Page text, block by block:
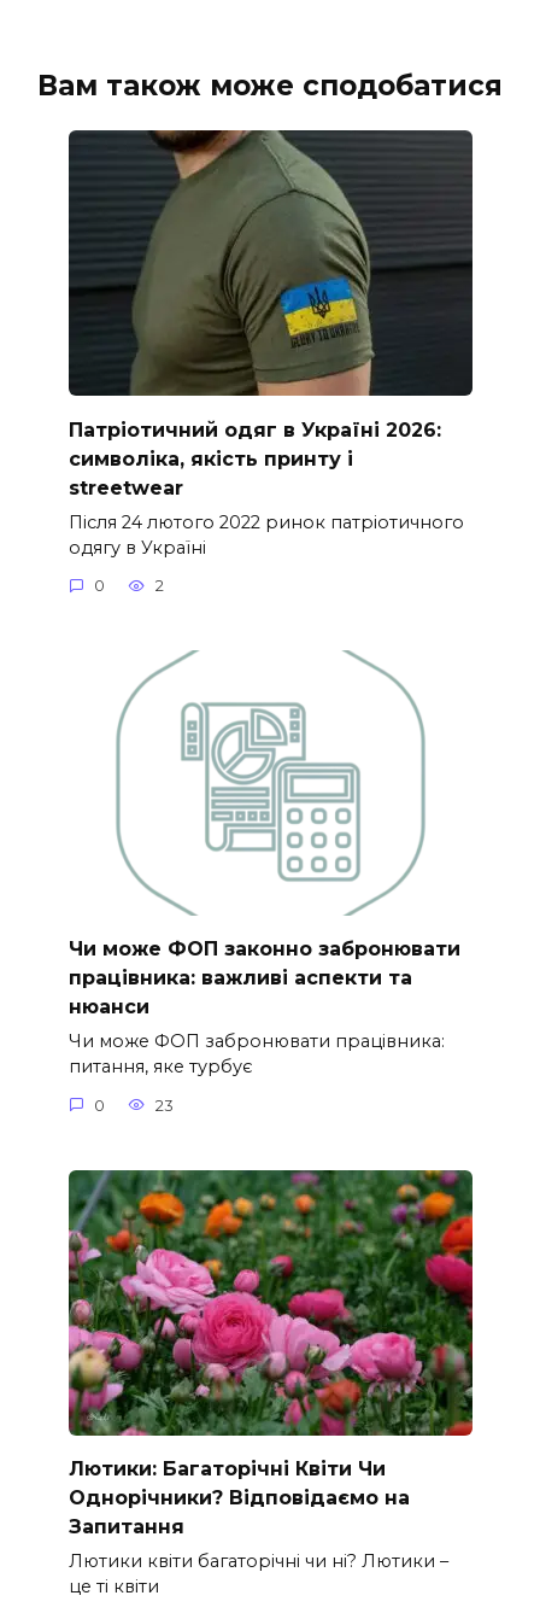
Вам також може сподобатися
Патріотичний одяг в Україні 2026:
символіка, якість принту і
streetwear
Після 24 лютого 2022 ринок патріотичного
одягу в Україні
0 2
Чи може ФОП законно забронювати
працівника: важливі аспекти та
нюанси
Чи може ФОП забронювати працівника:
питання, яке турбує
0 23
Лютики: Багаторічні Квіти Чи
Однорічники? Відповідаємо на
Запитання
Лютики квіти багаторічні чи ні? Лютики –
це ті квіти